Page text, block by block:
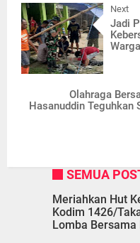
Next
Jadi
Olahraga
Hasanuddin Teguhkan
SEMUA
Meriahkan Hut
Kodim 1426/
Lomba